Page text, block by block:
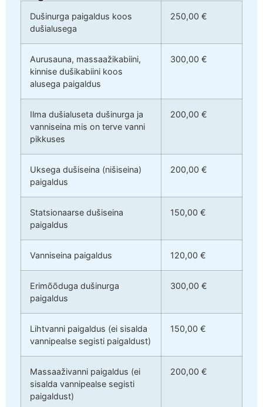
Dušinurga paigaldus koos
dušialusega
250,00 €
Aurusauna, massaažikabiini,
kinnise dušikabiini koos
alusega paigaldus
300,00 €
Ilma dušialuseta dušinurga ja
vanniseina mis on terve vanni
pikkuses
200,00 €
Uksega dušiseina (nišiseina)
paigaldus
200,00 €
Statsionaarse dušiseina
paigaldus
150,00 €
Vanniseina paigaldus 120,00 €
Erimõõduga dušinurga
paigaldus
300,00 €
Lihtvanni paigaldus (ei sisalda
vannipealse segisti paigaldust)
150,00 €
Massaaživanni paigaldus (ei
sisalda vannipealse segisti
paigaldust)
200,00 €